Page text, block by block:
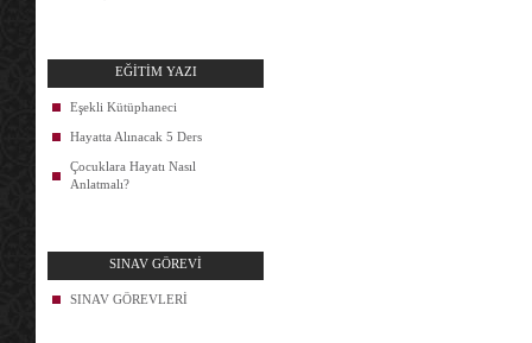
EĞİTİM YAZI
Eşekli Kütüphaneci
Hayatta Alınacak 5 Ders
Çocuklara Hayatı Nasıl
Anlatmalı?
SINAV GÖREVİ
SINAV GÖREVLERİ